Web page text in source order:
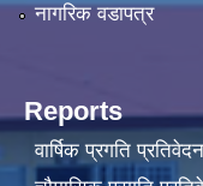
नागरिक वडापत्र
Reports
वार्षिक प्रगति प्रतिवेदन